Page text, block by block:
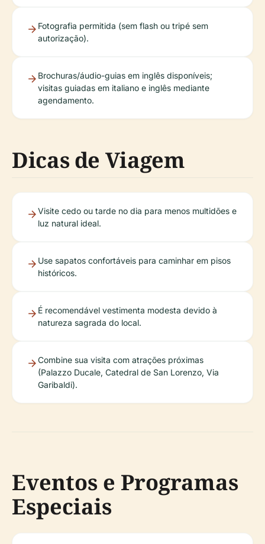
Fotografia permitida (sem flash ou tripé sem
autorização).
Brochuras/áudio-guias em inglês disponíveis;
visitas guiadas em italiano e inglês mediante
agendamento.
Dicas de Viagem
Visite cedo ou tarde no dia para menos multidões e
luz natural ideal.
Use sapatos confortáveis para caminhar em pisos
históricos.
É recomendável vestimenta modesta devido à
natureza sagrada do local.
Combine sua visita com atrações próximas
(Palazzo Ducale, Catedral de San Lorenzo, Via
Garibaldi).
Eventos e Programas
Especiais